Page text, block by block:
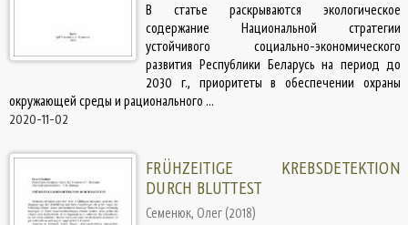
В статье раскрываются экологическое
содержание Национальной стратегии
устойчивого социально-экономического
развития Республики Беларусь на период до
2030 г., приоритеты в обеспечении охраны
окружающей среды и рационального ...
2020-11-02
FRÜHZEITIGE KREBSDETEKTION
DURCH BLUTTEST
Семенюк, Олег (2018)